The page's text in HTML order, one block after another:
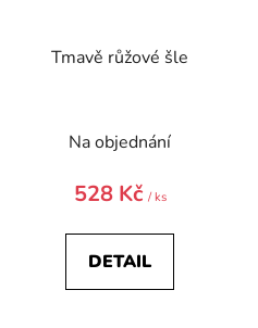
Tmavě růžové šle
Na objednání
528 Kč / ks
DETAIL